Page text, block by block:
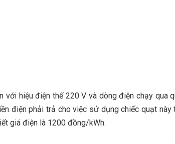
với hiệu điện thế 220 V và dòng điện chạy qua
điện phải trả cho việc sử dụng chiếc quạt
giá điện là 1200 đồng/kWh.